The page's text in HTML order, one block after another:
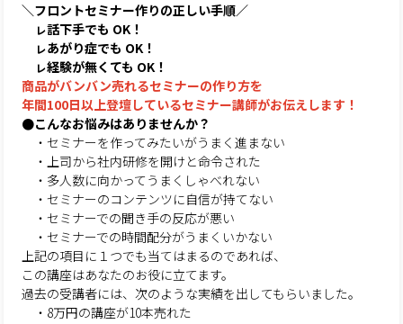
＼フロントセミナー作りの正しい手順／
ㇾ話下手でも OK！
ㇾあがり症でも OK！
ㇾ経験が無くても OK！
商品がバンバン売れるセミナーの作り方を
年間100日以上登壇しているセミナー講師がお伝えします！
●こんなお悩みはありませんか？
・セミナーを作ってみたいがうまく進まない
・上司から社内研修を開けと命令された
・多人数に向かってうまくしゃべれない
・セミナーのコンテンツに自信が持てない
・セミナーでの聞き手の反応が悪い
・セミナーでの時間配分がうまくいかない
上記の項目に１つでも当てはまるのであれば、
この講座はあなたのお役に立てます。
過去の受講者には、次のような実績を出してもらいました。
・8万円の講座が10本売れた